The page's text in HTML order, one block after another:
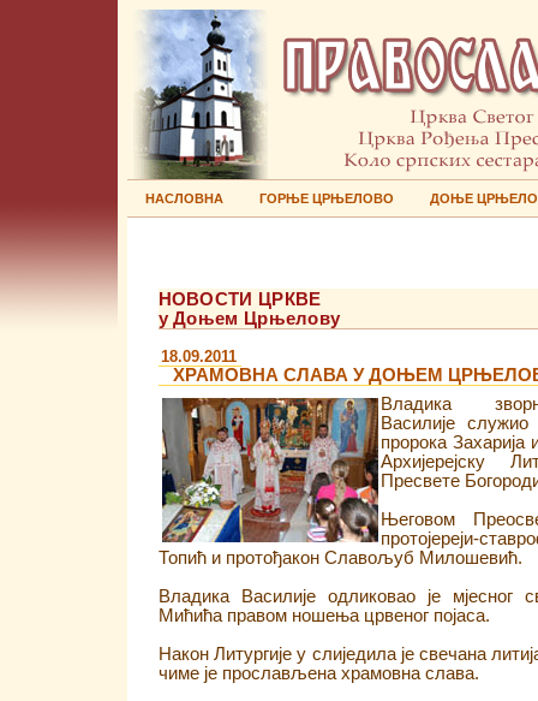
НАСЛОВНА ГОРЊЕ ЦРЊЕЛОВО ДОЊЕ
НОВОСТИ ЦРКВЕ
у Доњем Црњелову
18.09.2011
ХРАМОВНА СЛАВА У ДОЊЕМ
Владика
Василије служио
пророка Захарија
Архијерејску
Пресвете
Његовом
протојереји-
Топић и протођакон Славољуб Милошевић.
Владика Василије одликовао је мјесног
Мићића правом ношења црвеног појаса.
Након Литургије у слиједила је свечана
чиме је прослављена храмовна слава.